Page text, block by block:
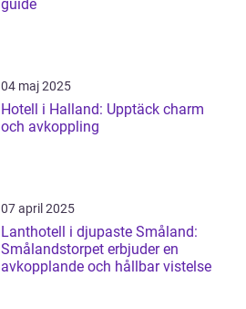
guide
04 maj 2025
Hotell i Halland: Upptäck charm
och avkoppling
07 april 2025
Lanthotell i djupaste Småland:
Smålandstorpet erbjuder en
avkopplande och hållbar vistelse